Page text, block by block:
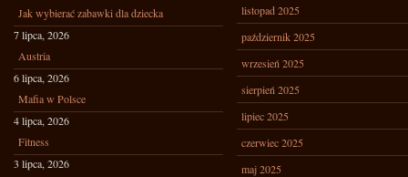
Jak wybierać zabawki dla dziecka
7 lipca, 2026
Austria
6 lipca, 2026
Mafia w Polsce
4 lipca, 2026
Fitness
3 lipca, 2026
listopad 2025
październik 2025
wrzesień 2025
sierpień 2025
lipiec 2025
czerwiec 2025
maj 2025